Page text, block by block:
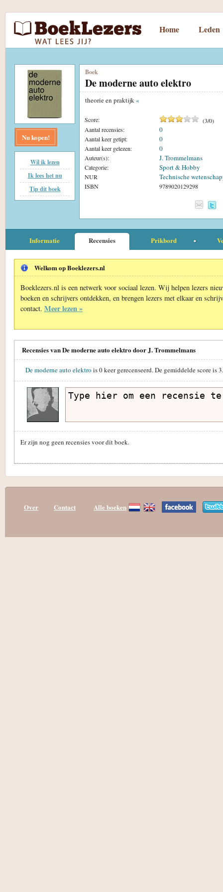
Home Leden
Nu kopen!
Wil ik lezen
Ik lees het nu
Tip dit boek
Boek
De moderne auto elektro
theorie en praktijk «
Score: (3/0)
Aantal recensies:
0
Aantal keer getipt: 0
Aantal keer gelezen: 0
Auteur(s): J. Trommelmans
Categorie: Sport & Hobby
NUR Technische
ISBN 9789020129298
Informatie Recensies Prikbord
Welkom op Boeklezers.nl
Boeklezers.nl is een netwerk voor sociaal lezen. Wij helpen lezers
boeken en schrijvers ontdekken, en brengen lezers met elkaar en
contact. Meer lezen »
Recensies van De moderne auto elektro door J. Trommelmans
De moderne auto elektro is0keer gerecenseerd. De gemiddelde score is
Er zijn nog geen recensies voor dit boek.
Over Contact Alle boeken